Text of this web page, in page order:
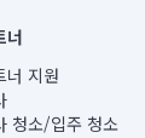
14-5-00019
정보) |
리빌딩) B동 5층
층 미소
너
너 지원
청소/입주 청소